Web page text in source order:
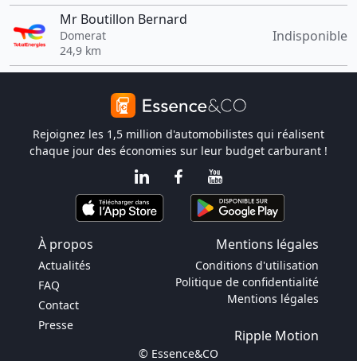
Mr Boutillon Bernard
Domerat
24,9 km
Indisponible
Rejoignez les 1,5 million d'automobilistes qui réalisent
chaque jour des économies sur leur budget carburant !
À propos Mentions légales
Actualités
FAQ
Contact
Presse
Conditions d'utilisation
Politique de confidentialité
Mentions légales
Ripple Motion
© Essence&CO